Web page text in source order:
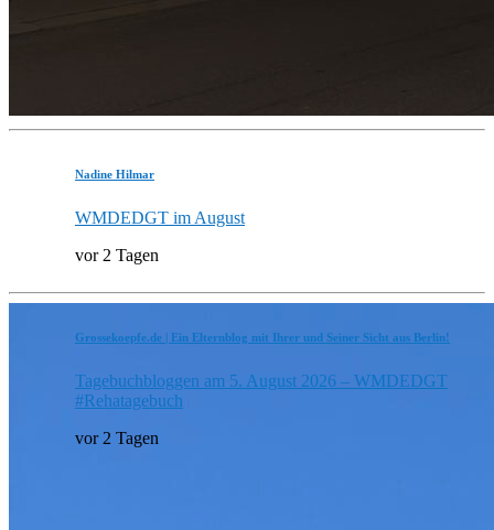
Nadine Hilmar
WMDEDGT im August
vor 2 Tagen
Grossekoepfe.de | Ein Elternblog mit Ihrer und Seiner Sicht aus Berlin!
Tagebuchbloggen am 5. August 2026 – WMDEDGT
#Rehatagebuch
vor 2 Tagen